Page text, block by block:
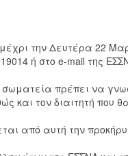
την Δευτέρα 22
ή στο e-mail της
πρέπει να
και τον διαιτητή που
από αυτή την